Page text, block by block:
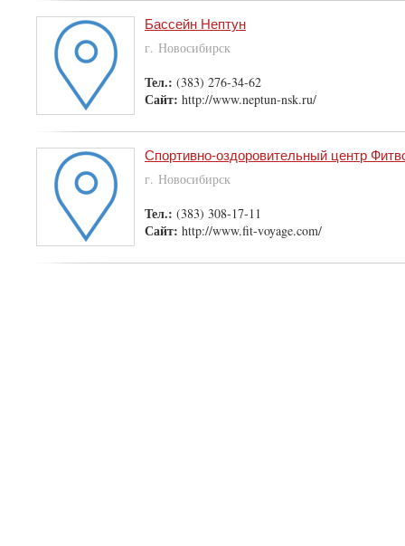
Бассейн Нептун
г. Новосибирск
Тел.: (383) 276-34-62
Сайт: http://www.neptun-nsk.ru/
Спортивно-оздоровительный центр
г. Новосибирск
Тел.: (383) 308-17-11
Сайт: http://www.fit-voyage.com/